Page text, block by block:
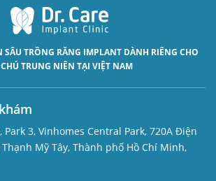
SÂU TRỒNG RĂNG IMPLANT DÀNH RIÊNG CHO
TRUNG NIÊN TẠI VIỆT NAM
Park 3, Vinhomes Central Park, 720A Điện
Mỹ Tây, Thành phố Hồ Chí Minh,